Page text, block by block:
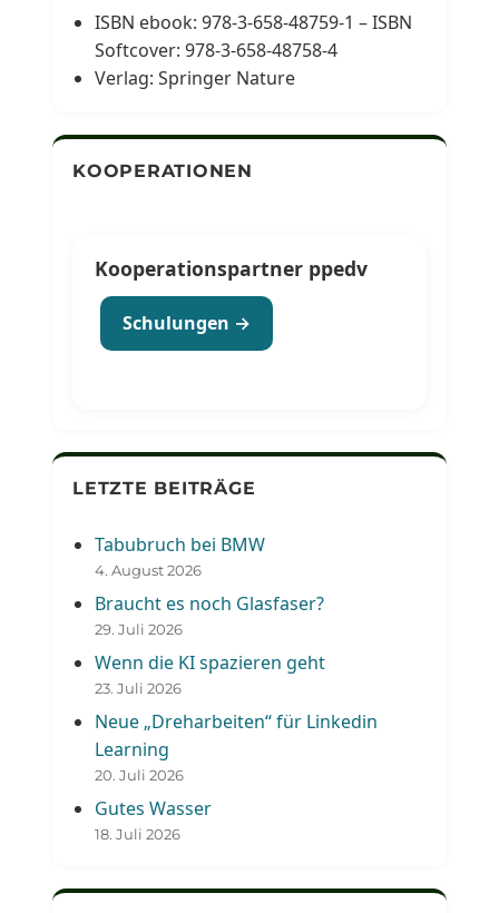
ISBN ebook: 978-3-658-48759-1 – ISBN
Softcover: 978-3-658-48758-4
Verlag: Springer Nature
KOOPERATIONEN
Kooperationspartner ppedv
Schulungen →
LETZTE BEITRÄGE
Tabubruch bei BMW
4. August 2026
Braucht es noch Glasfaser?
29. Juli 2026
Wenn die KI spazieren geht
23. Juli 2026
Neue „Dreharbeiten“ für Linkedin
Learning
20. Juli 2026
Gutes Wasser
18. Juli 2026